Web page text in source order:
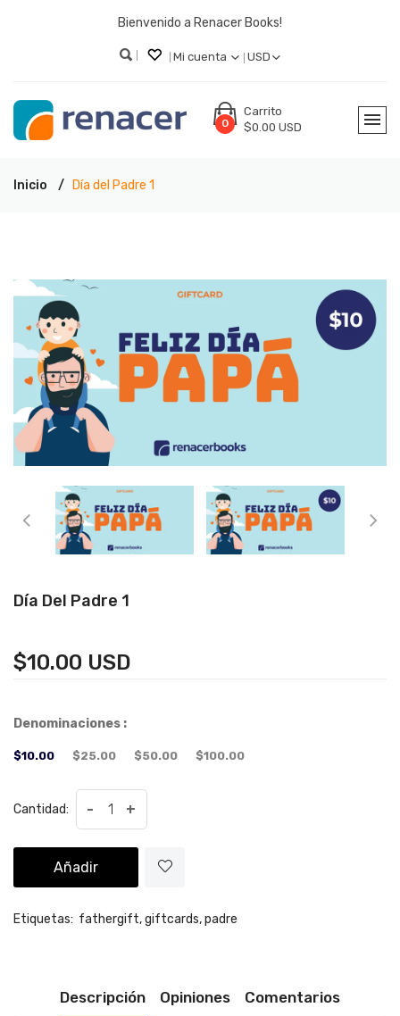
Bienvenido a Renacer Books!
Mi cuenta USD
0
Carrito
$0.00 USD
Inicio Día del Padre 1
Día Del Padre 1
$10.00 USD
Denominaciones :
$10.00 $25.00 $50.00 $100.00
Cantidad: - +
Añadir
Etiquetas: fathergift,giftcards,padre
Descripción Opiniones Comentarios